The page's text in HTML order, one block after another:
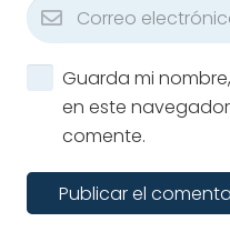
Guarda mi
en este
comente.
Publicar el